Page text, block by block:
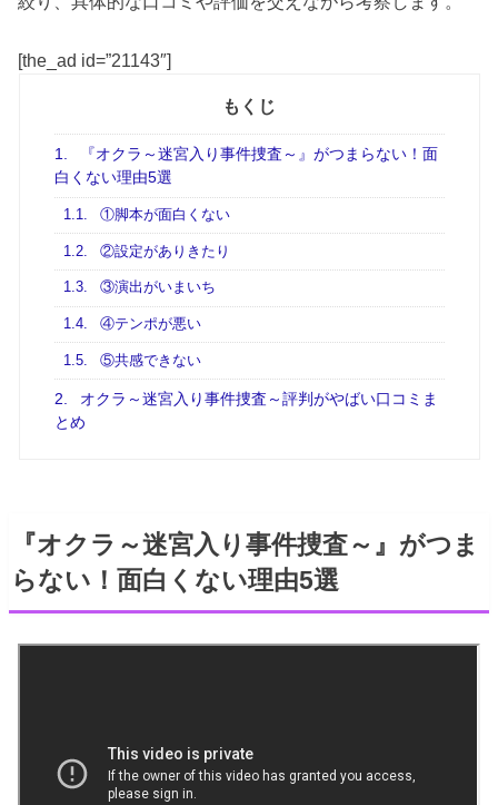
[the_ad id=”21143″]
もくじ
1.
『オクラ～迷宮入り事件捜査～』がつまらない！面
白くない理由5選
1.1. ①脚本が面白くない
1.2. ②設定がありきたり
1.3. ③演出がいまいち
1.4. ④テンポが悪い
1.5. ⑤共感できない
2.
オクラ～迷宮入り事件捜査～評判がやばい口コミま
とめ
『オクラ～迷宮入り事件捜査～』がつま
らない！面白くない理由5選